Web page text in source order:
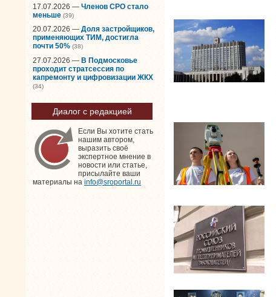
17.07.2026 — Членов СРО стало
меньше (39)
20.07.2026 — Доля застройщиков,
применяющих ТИМ, достигла
почти 50% (38)
27.07.2026 — В Подмосковье
проходит стратсессия по
капремонту и цифровизации ЖКХ
(34)
Диалог с редакцией
Если Вы хотите стать
нашим автором,
выразить своё
экспертное мнение в
новости или статье,
присылайте ваши
материалы на info@sroportal.ru